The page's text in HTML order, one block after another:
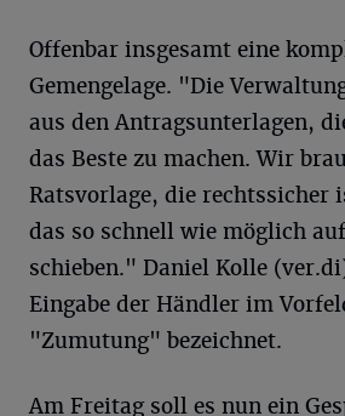
Offenbar insgesamt eine
Gemengelage. "Die
aus den Antragsunterlagen,
das Beste zu machen. Wir
Ratsvorlage, die rechtssicher
das so schnell wie möglich
schieben." Daniel Kolle
Eingabe der Händler im
"Zumutung" bezeichnet.
Am Freitag soll es nun ein